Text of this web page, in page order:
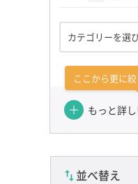
カテゴリーを選
ここから更に
もっと詳
並べ替え